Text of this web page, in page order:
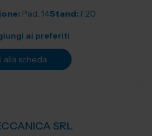
Pad. 14Stand: F20
ai preferiti
alla scheda
SRL